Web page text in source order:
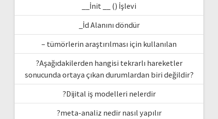
__İnit __ () İşlevi
_İd Alanını döndür
– tümörlerin araştırılması için kullanılan
?Aşağıdakilerden hangisi tekrarlı hareketler
sonucunda ortaya çıkan durumlardan biri değildir?
?Dijital iş modelleri nelerdir
?meta-analiz nedir nasıl yapılır